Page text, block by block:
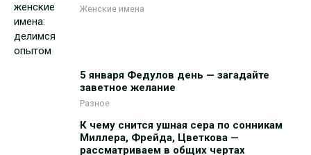
Женские имена
5 января Федулов день — загадайте
заветное желание
Разное
К чему снится ушная сера по сонникам
Миллера, Фрейда, Цветкова —
рассматриваем в общих чертах